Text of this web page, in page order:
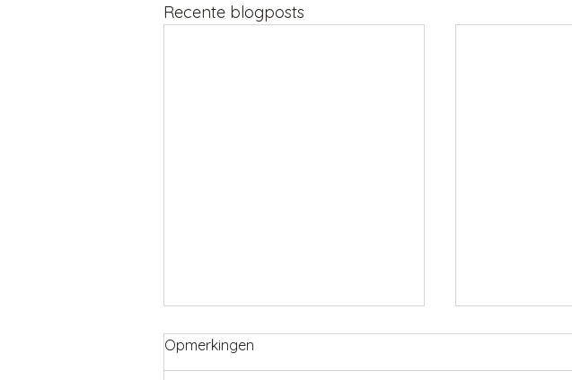
Recente blogposts
Opmerkingen